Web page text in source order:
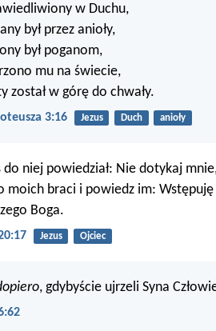
w Duchu,
był przez anioły,
był poganom,
mu na świecie,
został w górę do chwały.
3:16 Jezus Duch anioły
do niej powiedział: Nie dotykaj
moich braci i powiedz im:
Boga.
Jezus Ojciec
, gdybyście ujrzeli Syna